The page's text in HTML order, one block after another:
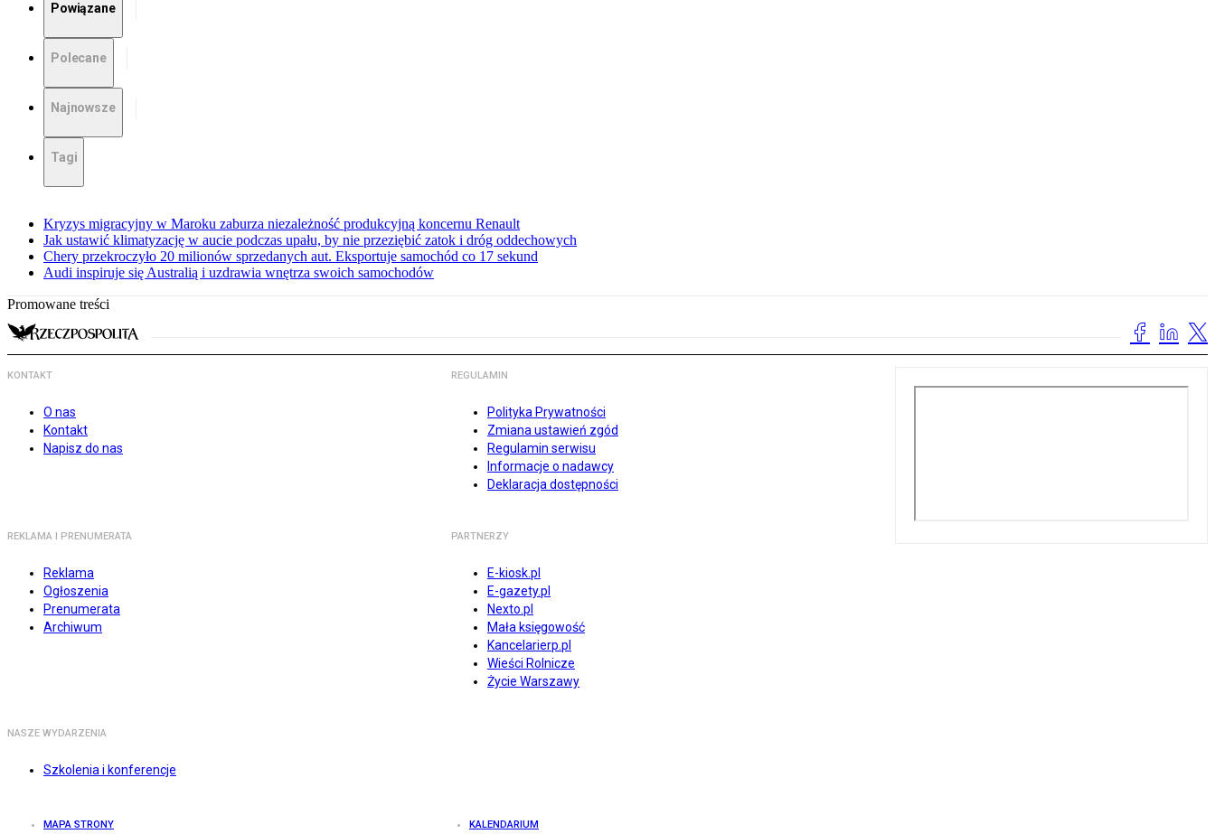
Powiązane
Polecane
Najnowsze
Tagi
Kryzys migracyjny w Maroku zaburza niezależność produkcyjną koncernu Renault
Jak ustawić klimatyzację w aucie podczas upału, by nie przeziębić zatok i dróg oddechowych
Chery przekroczyło 20 milionów sprzedanych aut. Eksportuje samochód co 17 sekund
Audi inspiruje się Australią i uzdrawia wnętrza swoich samochodów
Promowane treści
KONTAKT
O nas
Kontakt
Napisz do nas
REGULAMIN
Polityka Prywatności
Zmiana ustawień zgód
Regulamin serwisu
Informacje o nadawcy
Deklaracja dostępności
REKLAMA I PRENUMERATA
Reklama
Ogłoszenia
Prenumerata
Archiwum
PARTNERZY
E-kiosk.pl
E-gazety.pl
Nexto.pl
Mała księgowość
Kancelarierp.pl
Wieści Rolnicze
Życie Warszawy
NASZE WYDARZENIA
Szkolenia i konferencje
MAPA STRONY KALENDARIUM